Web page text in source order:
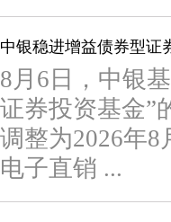
中银稳进增益债券型证
8月6日，中银
证券投资基金”
调整为2026年8
电子直销 ...